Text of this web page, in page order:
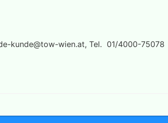
kunde@tow-wien.at, Tel. 01/4000-75078